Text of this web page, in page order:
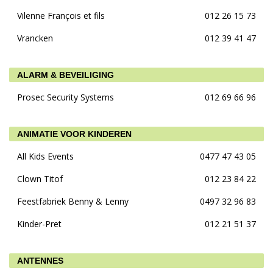
Vilenne François et fils
012 26 15 73
Vrancken
012 39 41 47
ALARM & BEVEILIGING
Prosec Security Systems 012 69 66 96
ANIMATIE VOOR KINDEREN
All Kids Events
0477 47 43 05
Clown Titof
012 23 84 22
Feestfabriek Benny & Lenny
0497 32 96 83
Kinder-Pret
012 21 51 37
ANTENNES